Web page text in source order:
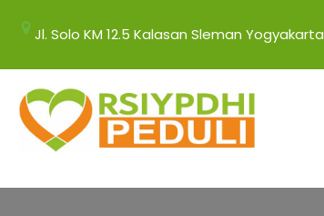
Jl. Solo KM 12.5 Kalasan Sleman Yogyakarta